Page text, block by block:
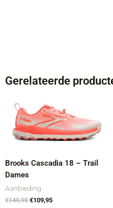
Gerelateerde
Brooks Cascadia 18 – Trail
Dames
Aanbieding
€149,95
prijs
was:
€149,95.
€109,95
prijs
is:
€109,95.